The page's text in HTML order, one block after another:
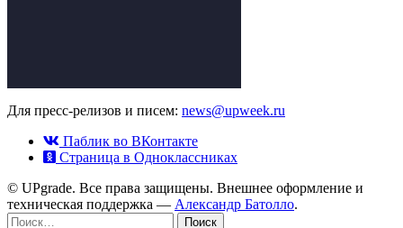
Для пресс-релизов и писем: news@upweek.ru
Паблик во ВКонтакте
Страница в Одноклассниках
© UPgrade. Все права защищены. Внешнее оформление и
техническая поддержка — Александр Батолло.
Найти: